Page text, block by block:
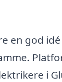
en god
i